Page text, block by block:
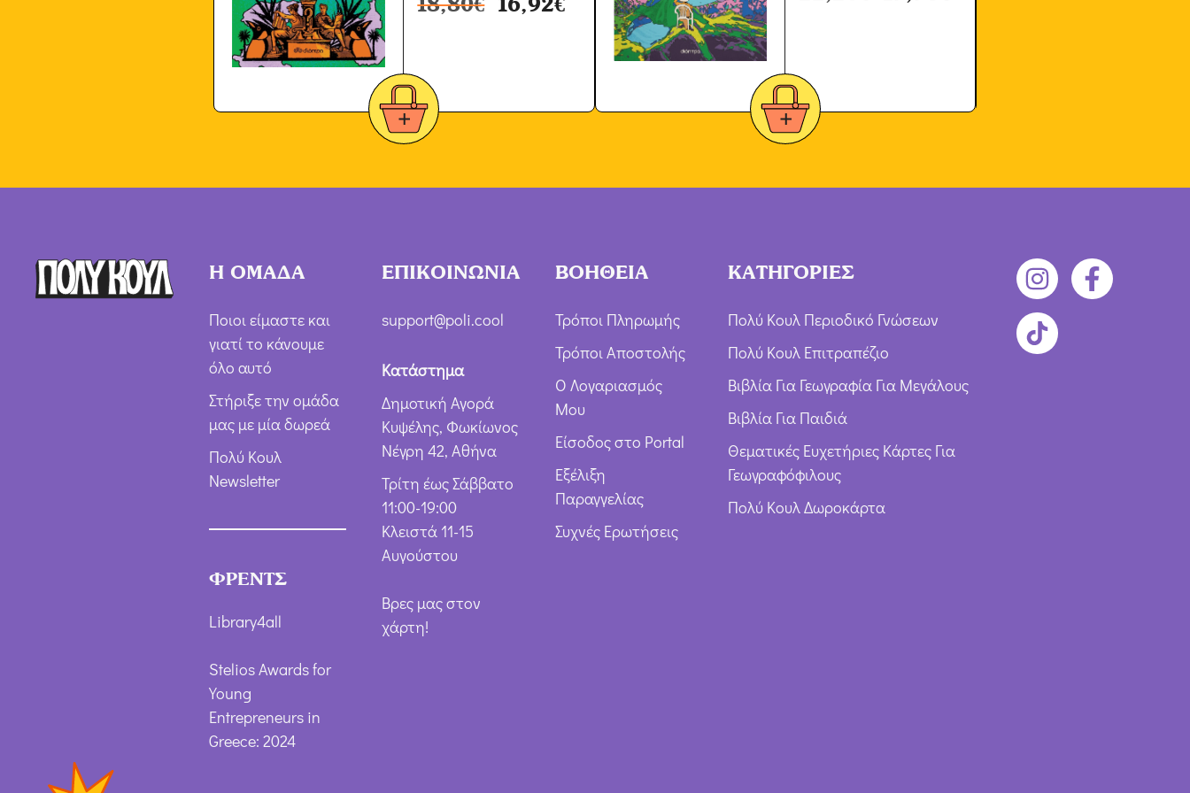
Η ΟΜΑΔΑ
Ποιοι είμαστε και
γιατί το κάνουμε
όλο αυτό
Στήριξε την ομάδα
μας με μία δωρεά
Πολύ Κουλ
Newsletter
ΦΡΕΝΤΣ
Library4all
Stelios Awards for
Young
Entrepreneurs in
Greece: 2024
ΕΠΙΚΟΙΝΩΝΙΑ
support@poli.cool
Κατάστημα
Δημοτική Αγορά
Κυψέλης, Φωκίωνος
Νέγρη 42, Αθήνα
Τρίτη έως Σάββατο
11:00-19:00
Κλειστά 11-15
Αυγούστου
Βρες μας στον
χάρτη!
ΒΟΗΘΕΙΑ
Τρόποι Πληρωμής
Τρόποι Αποστολής
Ο Λογαριασμός
Μου
Είσοδος στο Portal
Εξέλιξη
Παραγγελίας
Συχνές Ερωτήσεις
ΚΑΤΗΓΟΡΙΕΣ
Πολύ Κουλ Περιοδικό Γνώσεων
Πολύ Κουλ Επιτραπέζιο
Βιβλία Για Γεωγραφία Για Μεγάλους
Βιβλία Για Παιδιά
Θεματικές Ευχετήριες Κάρτες Για
Γεωγραφόφιλους
Πολύ Κουλ Δωροκάρτα